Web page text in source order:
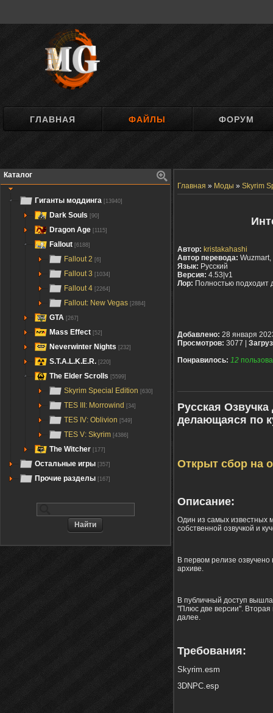
ГЛАВНАЯ ФАЙЛЫ ФОРУМ
Каталог
Гиганты моддинга [13940]
Dark Souls [90]
Dragon Age [1115]
Fallout [6188]
Fallout 2 [6]
Fallout 3 [1034]
Fallout 4 [2264]
Fallout: New Vegas [2884]
GTA [267]
Mass Effect [52]
Neverwinter Nights [232]
S.T.A.L.K.E.R. [220]
The Elder Scrolls [5599]
Skyrim Special Edition [630]
TES III: Morrowind [34]
TES IV: Oblivion [549]
TES V: Skyrim [4386]
The Witcher [177]
Остальные игры [357]
Прочие разделы [167]
Главная » Моды » Skyrim
Автор: kristakahashi
Автор перевода:
Язык: Русский
Версия: 4.53|v1
Лор: Полностью подходит
Добавлено: 28 января
Просмотров: 3077 |
Понравилось: 12
Русская
делающаяся по
Открыт сбор на
Описание:
Один из самых известных
собственной озвучкой и
В первом релизе
архиве.
В публичный доступ
"Плюс две версии". Вторая
далее.
Требования:
Skyrim.esm
3DNPC.esp